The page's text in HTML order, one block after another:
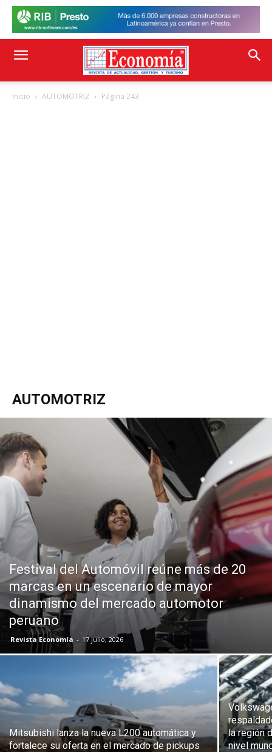
Inicio AUTOMOTRIZ Página 243
AUTOMOTRIZ
Festival del Automóvil reúne más de 20
marcas en un escenario de mayor
dinamismo del mercado automotor
peruano
Revista Economía - 17 julio, 2026
Mitsubishi lanza la nueva L200 automática y
fortalece su oferta en el mercado de pickups
la región
nivel